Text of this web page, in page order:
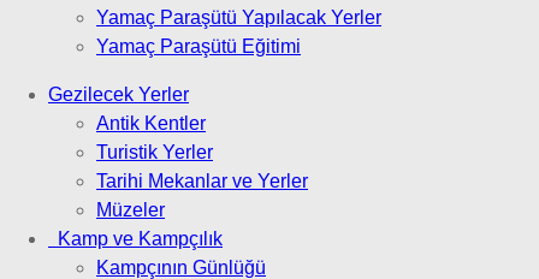
Yamaç Paraşütü Yapılacak Yerler
Yamaç Paraşütü Eğitimi
Gezilecek Yerler
Antik Kentler
Turistik Yerler
Tarihi Mekanlar ve Yerler
Müzeler
Kamp ve Kampçılık
Kampçının Günlüğü